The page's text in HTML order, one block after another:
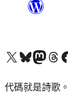
Visit our X (formerly Twitter) account
Visit our Bluesky
Visit ourVisit our訪問我
代碼就是詩歌。